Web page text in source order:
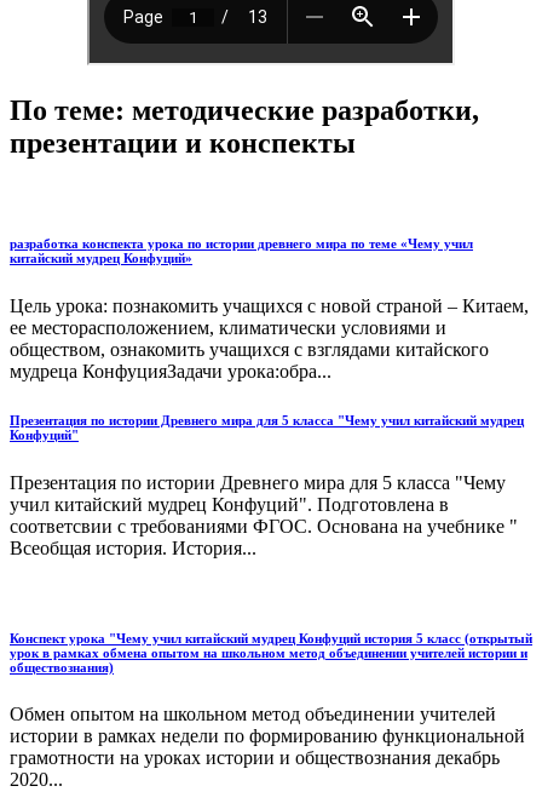
По теме: методические разработки,
презентации и конспекты
разработка конспекта урока по истории древнего мира по теме «Чему учил
китайский мудрец Конфуций»
Цель урока: познакомить учащихся с новой страной – Китаем,
ее месторасположением, климатически условиями и
обществом, ознакомить учащихся с взглядами китайского
мудреца КонфуцияЗадачи урока:обра...
Презентация по истории Древнего мира для 5 класса "Чему учил китайский мудрец
Конфуций"
Презентация по истории Древнего мира для 5 класса "Чему
учил китайский мудрец Конфуций". Подготовлена в
соответсвии с требованиями ФГОС. Основана на учебнике "
Всеобщая история. История...
Конспект урока "Чему учил китайский мудрец Конфуций история 5 класс (открытый
урок в рамках обмена опытом на школьном метод объединении учителей истории и
обществознания)
Обмен опытом на школьном метод объединении учителей
истории в рамках недели по формированию функциональной
грамотности на уроках истории и обществознания декабрь
2020...